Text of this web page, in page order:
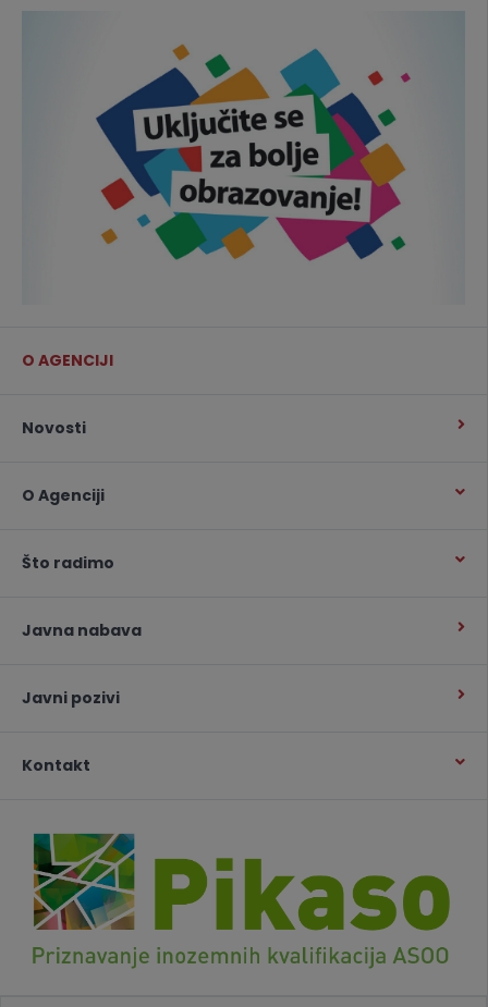
O AGENCIJI
Novosti
O Agenciji
Što radimo
Javna nabava
Javni pozivi
Kontakt